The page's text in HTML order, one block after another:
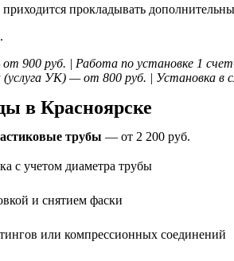
прокладывать
900 руб. | Работа по установке 1
(услуга УК) — от 800 руб. | Установка
в Красноярске
трубы — от 2 200 руб.
с учетом диаметра трубы
и снятием фаски
или компрессионных соединений